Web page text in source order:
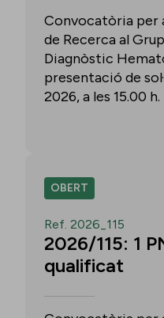
Convocatòria per
de Recerca al
Diagnòstic
presentació de
2026, a les 15.00 h.
OBERT
Ref. 2026_115
2026/115: 1
qualificat